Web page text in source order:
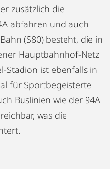
zusätzlich die
abfahren und auch
(S80) besteht, die in
Hauptbahnhof-Netz
Stadion ist ebenfalls in
für Sportbegeisterte
Buslinien wie der 94A
was die